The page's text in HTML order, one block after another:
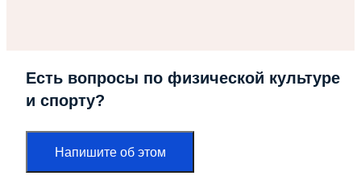
Есть вопросы по физической культуре
и спорту?
Напишите об этом